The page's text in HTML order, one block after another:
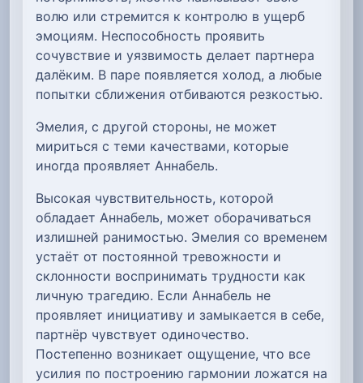
волю или стремится к контролю в ущерб
эмоциям. Неспособность проявить
сочувствие и уязвимость делает партнера
далёким. В паре появляется холод, а любые
попытки сближения отбиваются резкостью.
Эмелия, с другой стороны, не может
мириться с теми качествами, которые
иногда проявляет Аннабель.
Высокая чувствительность, которой
обладает Аннабель, может оборачиваться
излишней ранимостью. Эмелия со временем
устаёт от постоянной тревожности и
склонности воспринимать трудности как
личную трагедию. Если Аннабель не
проявляет инициативу и замыкается в себе,
партнёр чувствует одиночество.
Постепенно возникает ощущение, что все
усилия по построению гармонии ложатся на